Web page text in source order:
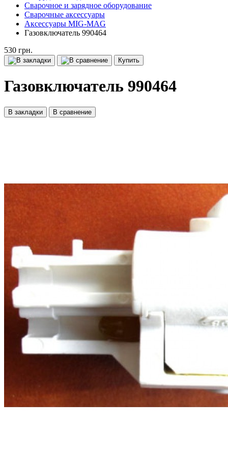
Сварочное и зарядное оборудование
Сварочные аксессуары
Аксессуары MIG-MAG
Газовключатель 990464
530 грн.
Купить
Газовключатель 990464
В закладки В сравнение